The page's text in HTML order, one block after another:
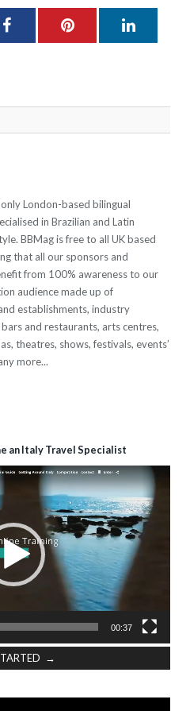
FacebookPinterest
London-based bilingual
in Brazilian and Latin
BBMag is free to all UK based
that all our sponsors and
from 100% awareness to our
audience made up of
establishments, industry
and restaurants, arts centres,
theatres, shows, festivals, events’
more...
an Italy Travel Specialist
00:37
→